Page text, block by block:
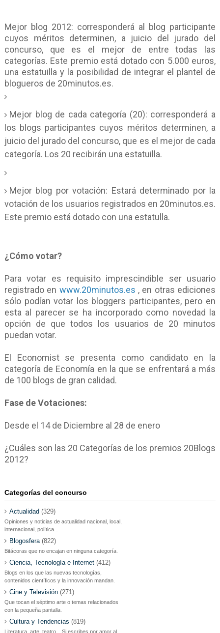
Mejor blog 2012: corresponderá al blog participante
cuyos méritos determinen, a juicio del jurado del
concurso, que es el mejor de entre todas las
categorías. Este premio está dotado con 5.000 euros,
una estatuilla y la posibilidad de integrar el plantel de
blogueros de 20minutos.es.
Mejor blog de cada categoría (20): corresponderá a
los blogs participantes cuyos méritos determinen, a
juicio del jurado del concurso, que es el mejor de cada
categoría. Los 20 recibirán una estatuilla.
Mejor blog por votación: Estará determinado por la
votación de los usuarios registrados en 20minutos.es.
Este premio está dotado con una estatulla.
¿Cómo votar?
Para votar es requisito imprescindible ser usuario
registrado en www.20minutos.es , en otras ediciones
sólo podían votar los bloggers participantes, pero en
esta al parecer se ha incorporado como novedad la
opción de que todos los usuarios de 20 minutos
puedan votar.
El Economist se presenta como candidato en la
categoría de Economía en la que se enfrentará a más
de 100 blogs de gran calidad.
Fase de Votaciones:
Desde el 14 de Diciembre al 28 de enero
¿Cuáles son las 20 Categorías de los premios 20Blogs
2012?
Categorías del concurso
Actualidad (329)
Opiniones y noticias de actualidad nacional, local,
internacional, política...
Blogosfera(822)
Bitácoras que no encajan en ninguna categoría.
Ciencia, Tecnología e Internet(412)
Blogs en los que las nuevas tecnologías,
contenidos científicos y la innovación mandan.
Cine y Televisión(271)
Que tocan el séptimo arte o temas relacionados
con la pequeña pantalla.
Cultura y Tendencias (819)
Literatura, arte, teatro... Si escribes por amor al